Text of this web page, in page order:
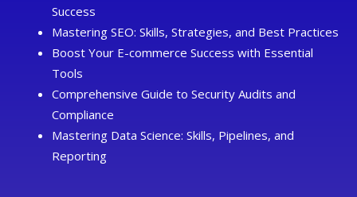
Success
Mastering SEO: Skills, Strategies, and Best Practices
Boost Your E-commerce Success with Essential
Tools
Comprehensive Guide to Security Audits and
Compliance
Mastering Data Science: Skills, Pipelines, and
Reporting